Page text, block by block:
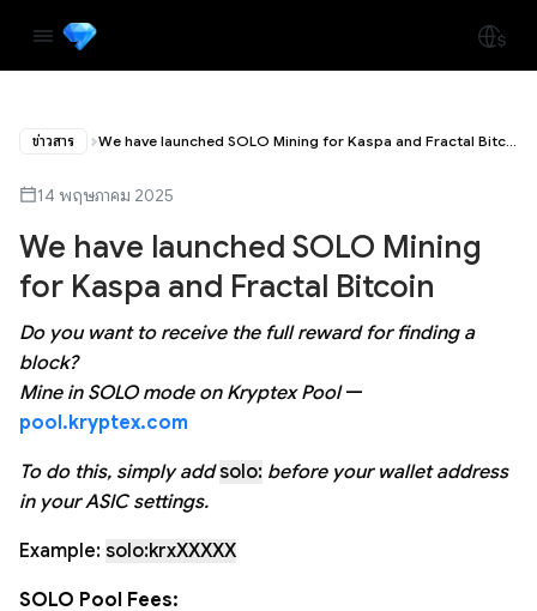
ข่าวสาร We have launched SOLO Mining for Kaspa and Fractal Bitcoin
14 พฤษภาคม 2025
We have launched SOLO Mining
for Kaspa and Fractal Bitcoin
Do you want to receive the full reward for finding a
block?
Mine in SOLO mode on Kryptex Pool—
pool.kryptex.com
To do this, simply add solo: before your wallet address
in your ASIC settings.
Example: solo:krxXXXXX
SOLO Pool Fees: